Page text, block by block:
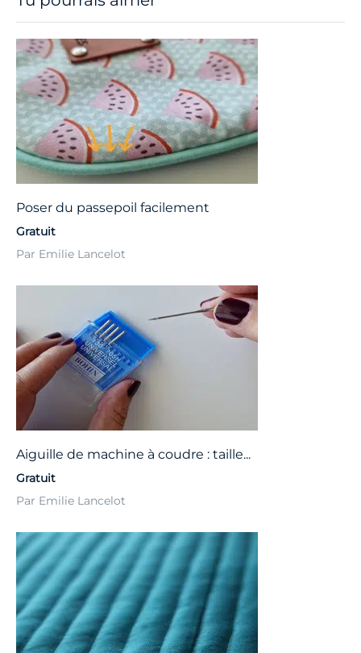
Poser du passepoil facilement
Gratuit
Par Emilie Lancelot
Aiguille de machine à coudre : taille...
Gratuit
Par Emilie Lancelot